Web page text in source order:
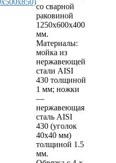
со сварной
раковиной
1250х600х400
мм.
Материалы:
мойка из
нержавеющей
стали AISI
430 толщиной
1 мм; ножки
—
нержавеющая
сталь AISI
430 (уголок
40х40 мм)
толщиной 1.5
мм.